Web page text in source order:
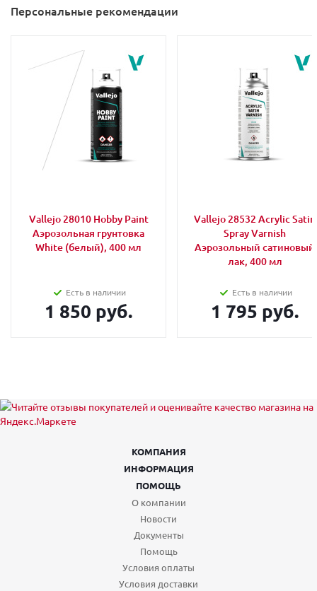
Персональные рекомендации
Vallejo 28010 Hobby Paint
Аэрозольная грунтовка
White (белый), 400 мл
Есть в наличии
1 850 руб.
Vallejo 28532 Acrylic Satin
Spray Varnish
Аэрозольный сатиновый
лак, 400 мл
Есть в наличии
1 795 руб.
КОМПАНИЯ
ИНФОРМАЦИЯ
ПОМОЩЬ
О компании
Новости
Документы
Помощь
Условия оплаты
Условия доставки